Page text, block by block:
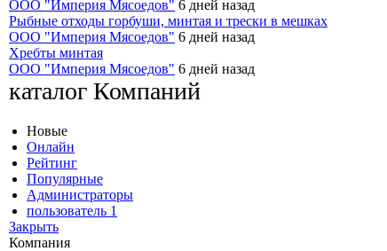
ООО "Империя Мясоедов" 6 дней назад
Рыбные отходы горбуши, минтая и трески в мешках
ООО "Империя Мясоедов" 6 дней назад
Хребты минтая
ООО "Империя Мясоедов" 6 дней назад
каталог Компаний
Новые
Онлайн
Рейтинг
Популярные
Администраторы
пользователь 1
Закрыть
Компания